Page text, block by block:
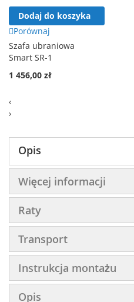
Dodaj do koszyka
Porównaj
Szafa ubraniowa
Smart SR-1
1 456,00 zł
‹
›
Opis
Więcej informacji
Raty
Transport
Instrukcja montażu
Opis